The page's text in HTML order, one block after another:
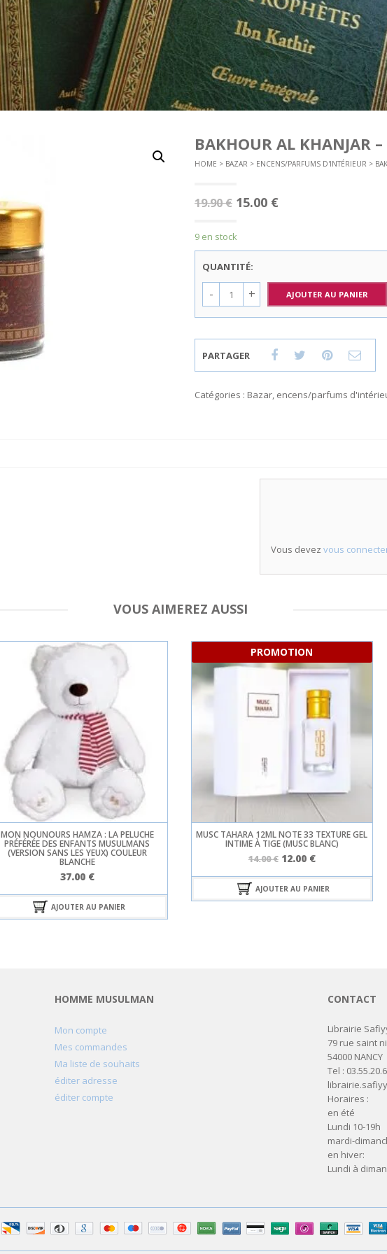
BAKHOUR AL KHANJAR
HOME > BAZAR > ENCENS/PARFUMS D'INTÉRIEUR >
19.90€ Le
initial
était :
19.90 €.
15.00 €Le
15.00 €.
9 en stock
QUANTITÉ:
AJOUTER AU PANIER
PARTAGER
Catégories : Bazar, encens/parfums
Vous devez vous
VOUS AIMEREZ AUSSI
MON NOUNOURS HAMZA : LA PELUCHE
PRÉFÉRÉE DES ENFANTS MUSULMANS
(VERSION SANS LES YEUX) COULEUR
BLANCHE
37.00 €
AJOUTER AU PANIER
PROMOTION
MUSC TAHARA 12ML NOTE 33 TEXTURE GEL
INTIME À TIGE (MUSC BLANC)
14.00€ Le
initial
était :
12.00 €Le
actuel
est :
AJOUTER AU PANIER
CONTACT
Librairie
79 rue saint
54000 NANCY
Tel :
Horaires :
en été
Lundi 10-19h
mardi-
en hiver:
Lundi à
HOMME MUSULMAN
Mon compte
Mes commandes
Ma liste de souhaits
éditer adresse
éditer compte